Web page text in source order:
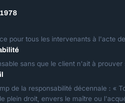
pour tous les intervenants à l'acte
sans que le client n'ait à prouver
de la responsabilité décennale : «
plein droit, envers le maître ou